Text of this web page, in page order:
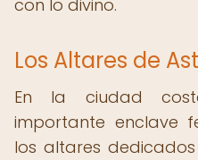
con lo divino.
Los Altares de
En la ciudad
importante enclave
los altares